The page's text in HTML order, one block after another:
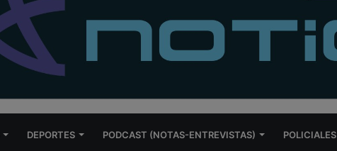
DEPORTES PODCAST (NOTAS-ENTREVISTAS) POLICIALES